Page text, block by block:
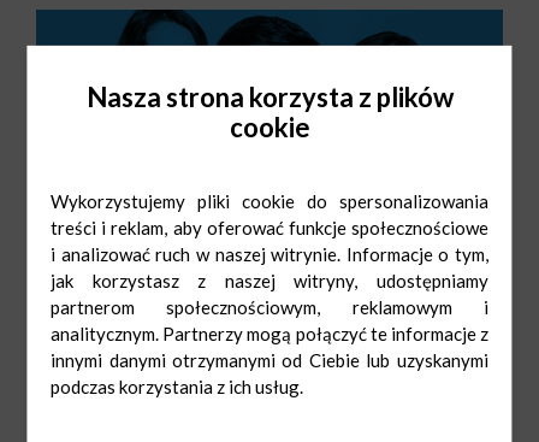
Nasza strona korzysta z plików
cookie
Wykorzystujemy pliki cookie do spersonalizowania
treści i reklam, aby oferować funkcje społecznościowe
i analizować ruch w naszej witrynie. Informacje o tym,
jak korzystasz z naszej witryny, udostępniamy
partnerom społecznościowym, reklamowym i
analitycznym. Partnerzy mogą połączyć te informacje z
innymi danymi otrzymanymi od Ciebie lub uzyskanymi
podczas korzystania z ich usług.